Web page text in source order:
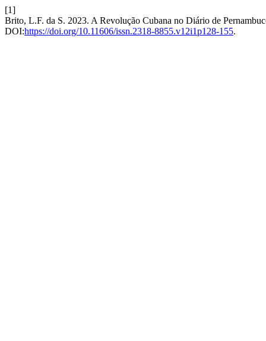
[1]
Brito, L.F. da S. 2023. A Revolução Cubana no Diário de
DOI:https://doi.org/10.11606/issn.2318-8855.v12i1p128-155.